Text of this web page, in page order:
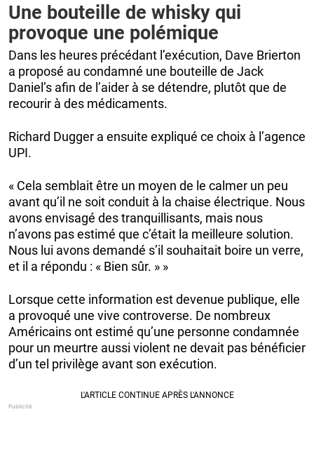
Une bouteille de whisky qui
provoque une polémique
Dans les heures précédant l’exécution, Dave Brierton
a proposé au condamné une bouteille de Jack
Daniel’s afin de l’aider à se détendre, plutôt que de
recourir à des médicaments.
Richard Dugger a ensuite expliqué ce choix à l’agence
UPI.
« Cela semblait être un moyen de le calmer un peu
avant qu’il ne soit conduit à la chaise électrique. Nous
avons envisagé des tranquillisants, mais nous
n’avons pas estimé que c’était la meilleure solution.
Nous lui avons demandé s’il souhaitait boire un verre,
et il a répondu : « Bien sûr. » »
Lorsque cette information est devenue publique, elle
a provoqué une vive controverse. De nombreux
Américains ont estimé qu’une personne condamnée
pour un meurtre aussi violent ne devait pas bénéficier
d’un tel privilège avant son exécution.